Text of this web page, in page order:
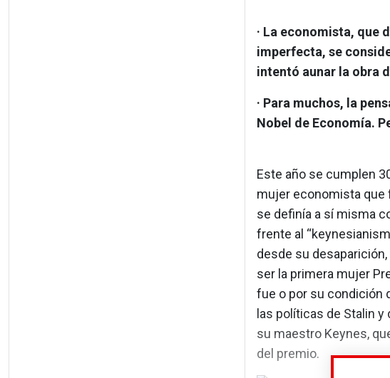
· La economista, que
imperfecta, se
intentó aunar la obra
· Para muchos, la
Nobel de Economía.
Este año se cumplen
mujer economista que
se definía a sí misma
frente al
desde su
ser la primera mujer
fue o por su condición
las políticas de Stalin
su maestro Keynes,
del premio.